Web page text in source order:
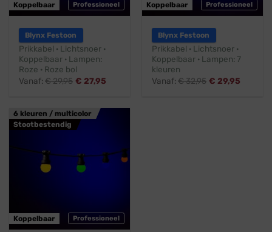
Professioneel
Koppelbaar
Blynx Festoon
Prikkabel · Lichtsnoer ·
Koppelbaar · Lampen:
Roze · Roze bol
Vanaf:€29,95 € 27,95
Professioneel
Koppelbaar
Blynx Festoon
Prikkabel · Lichtsnoer ·
Koppelbaar · Lampen: 7
kleuren
Vanaf:€32,95 € 29,95
6 kleuren / multicolor
Stootbestendig
Professioneel
Koppelbaar